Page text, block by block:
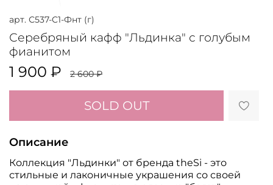
арт. С537-C1-Фнт (г)
Серебряный кафф "Льдинка" с голубым
фианитом
1 900 ₽ 2 600 ₽
SOLD OUT
Описание
Коллекция "Льдинки" от бренда theSi - это
стильные и лаконичные украшения со своей